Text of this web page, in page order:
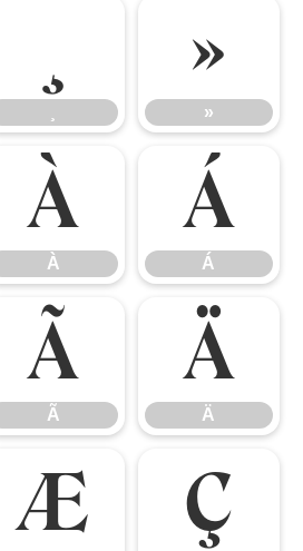
¸ »
»
À
À
Á
Á
Ã
Ã
Ä
Ä
Æ Ç